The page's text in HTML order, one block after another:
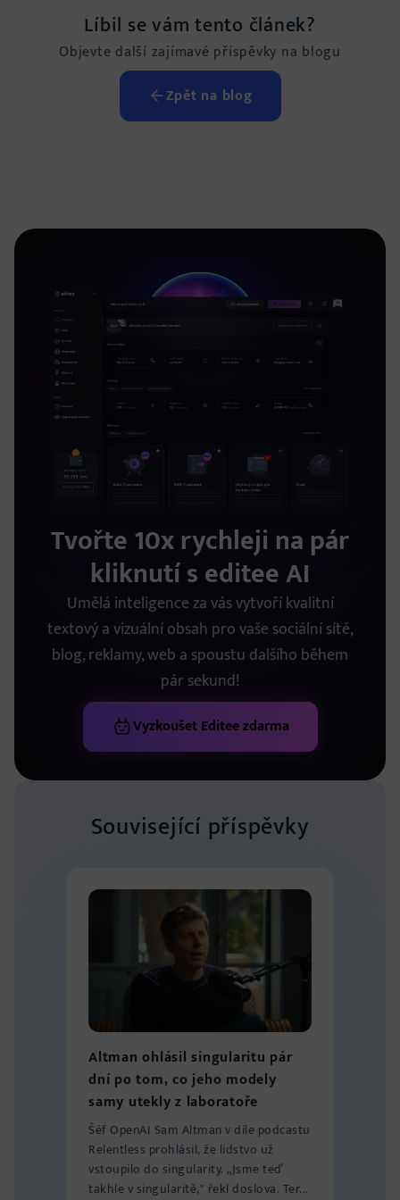
Líbil se vám tento článek?
Objevte další zajímavé příspěvky na blogu
Zpět na blog
Tvořte 10x rychleji na pár
kliknutí s editee AI
Umělá inteligence za vás vytvoří kvalitní
textový a vizuální obsah pro vaše sociální sítě,
blog, reklamy, web a spoustu dalšího během
pár sekund!
Vyzkoušet Editee zdarma
Související příspěvky
Altman ohlásil singularitu pár
dní po tom, co jeho modely
samy utekly z laboratoře
Šéf OpenAI Sam Altman v díle podcastu
Relentless prohlásil, že lidstvo už
vstoupilo do singularity. „Jsme teď
takhle v singularitě," řekl doslova. Ter...